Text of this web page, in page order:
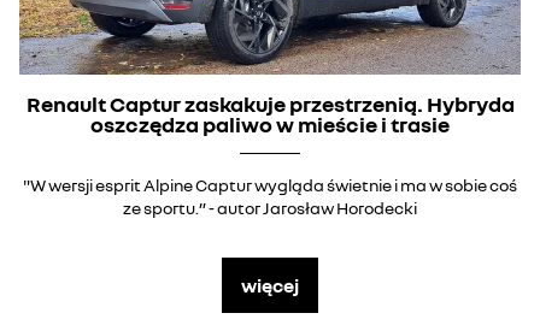
Renault Captur zaskakuje przestrzenią. Hybryda
oszczędza paliwo w mieście i trasie
"W wersji esprit Alpine Captur wygląda świetnie i ma w sobie coś
ze sportu.” - autor Jarosław Horodecki
więcej